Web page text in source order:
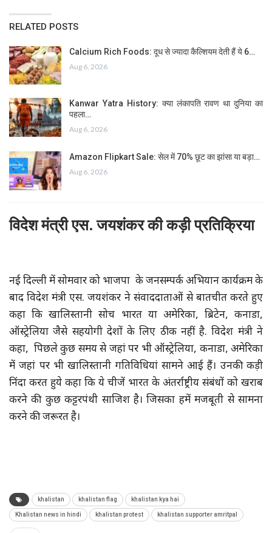
RELATED POSTS
Calcium Rich Foods: दूध से ज्यादा कैल्शियम देती हैं ये 6…
Aug 6, 2026
Kanwar Yatra History: क्या लंकापति रावण था दुनिया का
पहला…
Aug 6, 2026
Amazon Flipkart Sale: सेल में 70% छूट का झांसा या बड़ा…
Aug 6, 2026
विदेश मंत्री एस. जयशंकर की कड़ी प्रतिक्रिया
नई दिल्ली में सोमवार को भाजपा के जनसम्पर्क अभियान कार्यक्रम के
बाद विदेश मंत्री एस. जयशंकर ने संवाददाताओं से बातचीत करते हुए
कहा कि खालिस्तानी सोच भारत या अमेरिका, ब्रिटेन, कनाडा,
ऑस्ट्रेलिया जैसे सहयोगी देशों के लिए ठीक नहीं है. विदेश मंत्री ने
कहा, पिछले कुछ समय से जहां पर भी ऑस्ट्रेलिया, कनाडा, अमेरिका
में जहां पर भी खालिस्तानी गतिविधियां सामने आई हैं। उनकी कड़ी
निंदा करत हुये कहा कि ये चीजें भारत के अंतर्राष्ट्रीय संबंधों को खराब
करने की कुछ कट्टरपंथी साजिश है। जिसका हमें मजबूती से सामना
करने की जरूरत है।
khalistan khalistan flag khalistan kya hai
Khalistan news in hindi khalistan protest khalistan supporter amritpal